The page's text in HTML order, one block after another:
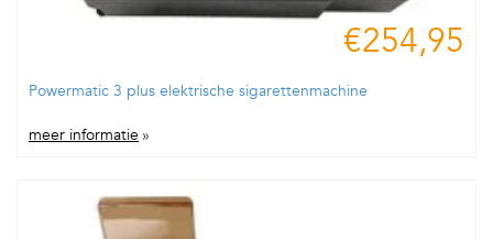
€254,95
Powermatic 3 plus elektrische sigarettenmachine
meer informatie »